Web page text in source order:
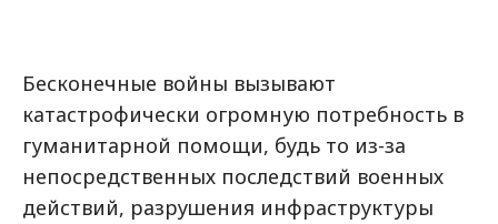
Бесконечные войны вызывают
катастрофически огромную потребность в
гуманитарной помощи, будь то из-за
непосредственных последствий военных
действий, разрушения инфраструктуры